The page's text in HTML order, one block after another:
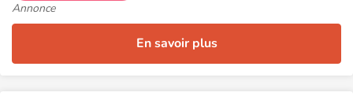
Annonce
En savoir plus